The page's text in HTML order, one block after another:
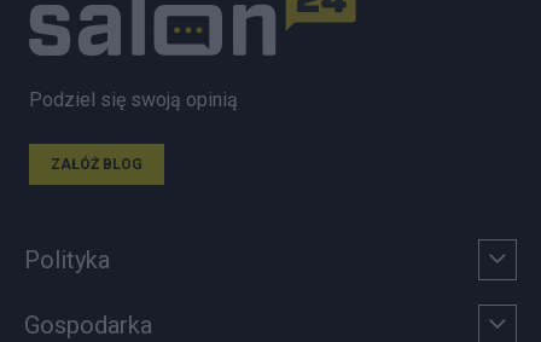
Podziel się swoją opinią
ZAŁÓŻ BLOG
Polityka
Gospodarka